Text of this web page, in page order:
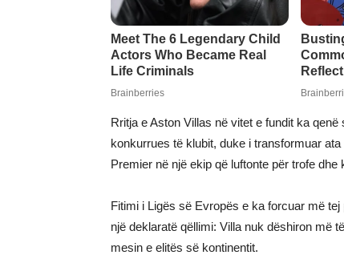
Rritja e Aston Villas në vitet e fundit ka
konkurrues të klubit, duke i transformuar
Premier në një ekip që luftonte për trofe
Fitimi i Ligës së Evropës e ka forcuar më
një deklaratë qëllimi: Villa nuk dëshiron më
mesin e elitës së kontinentit.